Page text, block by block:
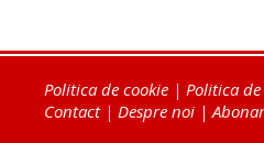
Politica de cookie | Politica
Contact| Despre noi |